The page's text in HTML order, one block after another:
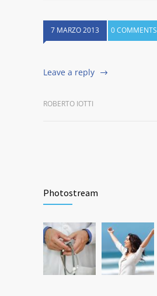
7 MARZO 2013 0 COMMENTS
Leave a reply
ROBERTO IOTTI
Photostream